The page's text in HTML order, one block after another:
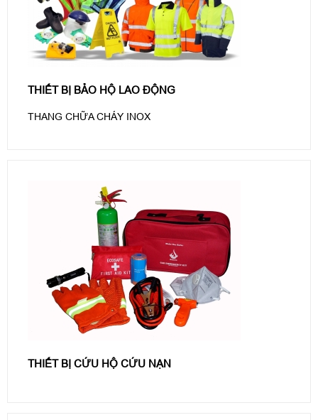
THIẾT BỊ BẢO HỘ LAO ĐỘNG
THANG CHỮA CHÁY INOX
THIẾT BỊ CỨU HỘ CỨU NẠN